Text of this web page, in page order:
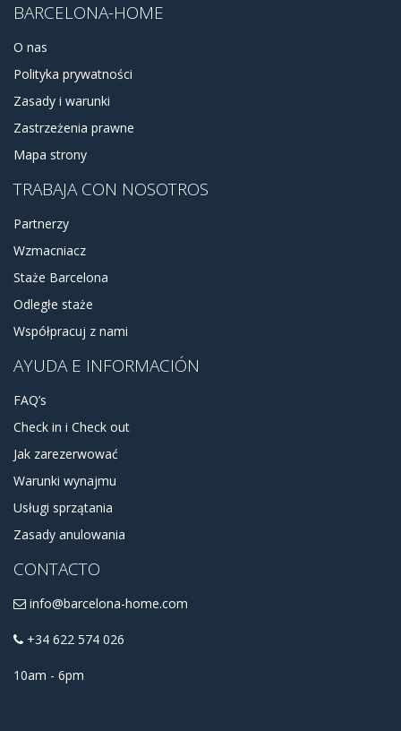
BARCELONA-HOME
O nas
Polityka prywatności
Zasady i warunki
Zastrzeżenia prawne
Mapa strony
TRABAJA CON NOSOTROS
Partnerzy
Wzmacniacz
Staże Barcelona
Odległe staże
Współpracuj z nami
AYUDA E INFORMACIÓN
FAQ’s
Check in i Check out
Jak zarezerwować
Warunki wynajmu
Usługi sprzątania
Zasady anulowania
CONTACTO
info@barcelona-home.com
+34 622 574 026
10am - 6pm